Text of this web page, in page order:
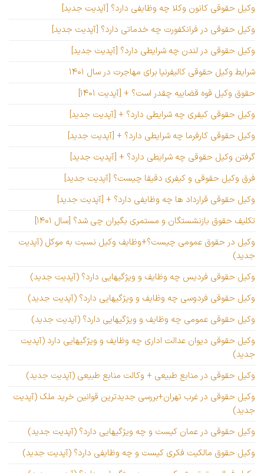
وکیل حقوقی کانون وکلا چه وظایفی دارد؟ [آپدیت جدید]
وکیل حقوقی در فرانکفورت چه خدماتی دارد؟ [آپدیت جدید]
وکیل حقوقی در لندن چه شرایطی دارد؟ [آپدیت جدید]
شرایط وکیل حقوقی کالیفرنیا برای مهاجرت در سال ۱۴۰۱
حقوق وکیل قوه قضاییه چقدر است؟ + [آپدیت ۱۴۰۱]
وکیل حقوقی کیفری چه شرایطی دارد؟ + [آپدیت جدید]
وکیل حقوقی کارفرما چه شرایطی دارد؟ + [آپدیت جدید]
گرفتن وکیل حقوقی چه شرایطی دارد؟ + [آپدیت جدید]
فرق وکیل حقوقی و کیفری دقیقا چیست؟ [آپدیت جدید]
وکیل حقوقی قرارداد ها چه وظایفی دارد؟ + [آپدیت جدید]
تکلیف حقوق بازنشستگان و مستمری بگیران چی شد؟ [سال ۱۴۰۱]
وکیل در حقوق عمومی چیست؟+وظایف وکیل نسبت به موکل (آپدیت
جدید)
وکیل حقوقی فردیس چه وظایف و ویژگیهایی دارد؟ (آپدیت جدید)
وکیل حقوقی فردوسی چه وظایف و ویژگیهایی دارد؟ (آپدیت جدید)
وکیل حقوقی عمومی چه وظایف و ویژگیهایی دارد؟ (آپدیت جدید)
وکیل حقوقی دیوان عدالت اداری چه وظایف و ویژگیهایی دارد (آپدیت
جدید)
وکیل حقوقی در منابع طبیعی + وکالت منابع طبیعی (آپدیت جدید)
وکیل حقوقی در غرب تهران+بررسی جدیدترین قوانین خرید ملک (آپدیت
جدید)
وکیل حقوقی در عمان کیست و چه ویژگیهایی دارد؟ (آپدیت جدید)
وکیل حقوق مالکیت فکری کیست و چه وظایفی دارد؟ (آپدیت جدید)